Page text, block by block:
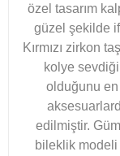
özel tasarım
güzel şekilde
Kırmızı zirkon
kolye
olduğunu
edilmiştir.
bileklik